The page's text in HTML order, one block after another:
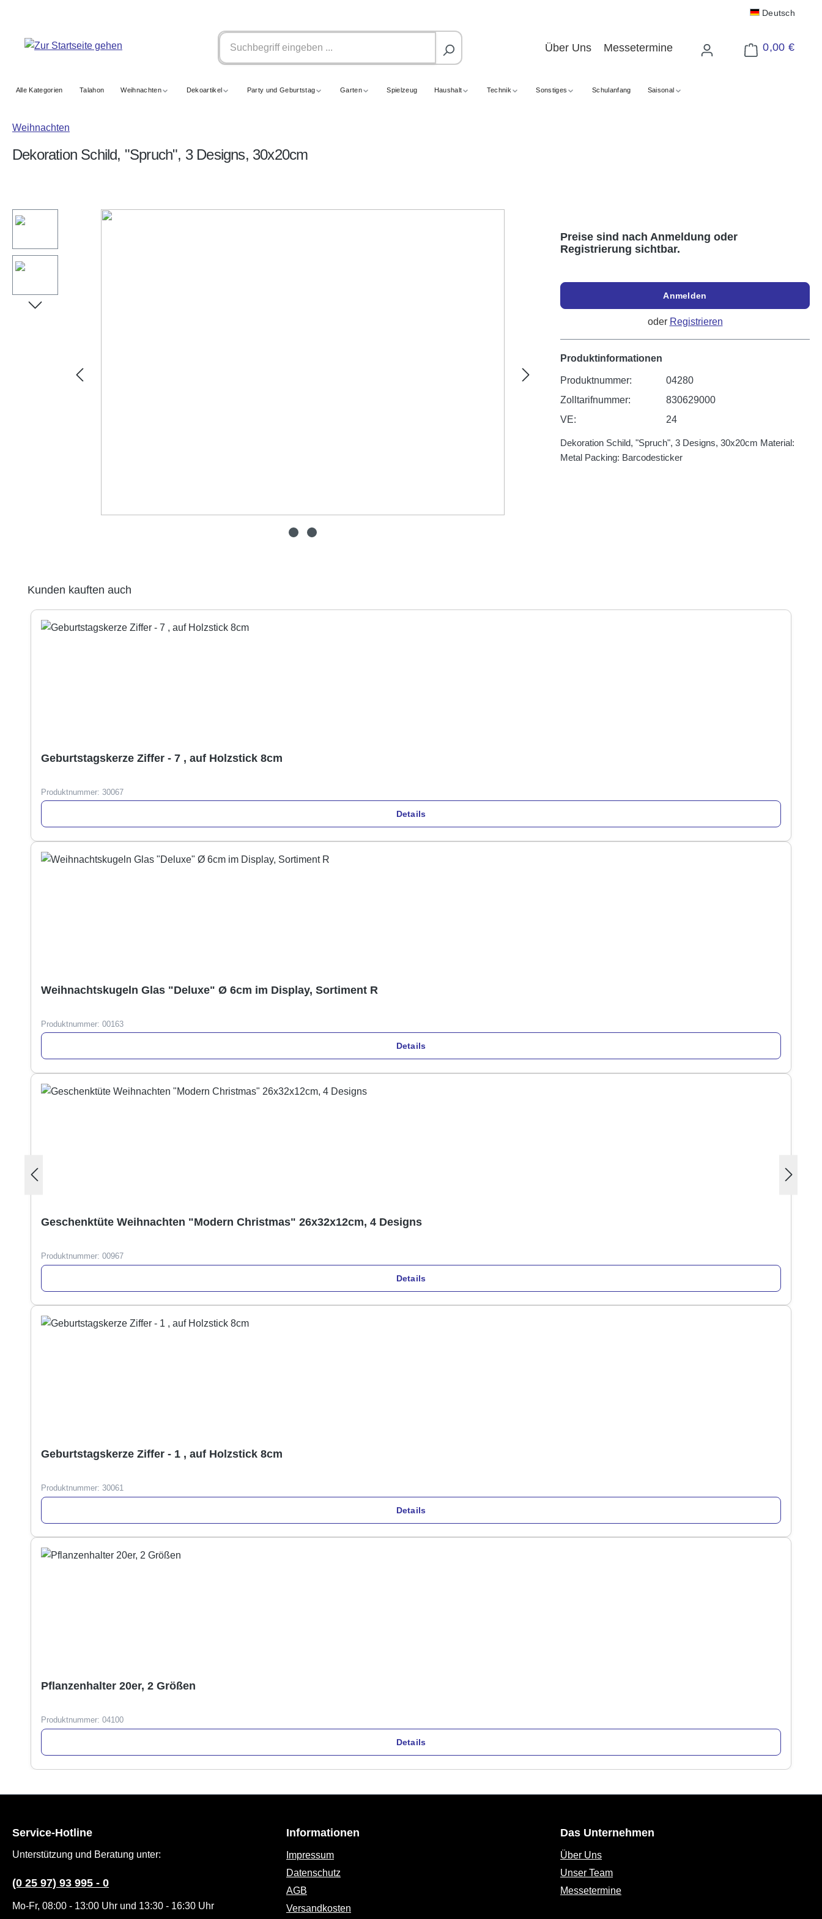
Deutsch
Über Uns Messetermine 0,00 €
Warenkorb enthält
Alle Kategorien Talahon Weihnachten Dekoartikel Party und Geburtstag Garten Spielzeug Haushalt Technik Sonstiges Schulanfang Saisonal
Weihnachten
Dekoration Schild, "Spruch", 3 Designs, 30x20cm
Bildergalerie überspringen
Preise sind nach Anmeldung oder
Registrierung sichtbar.
Anmelden
oder Registrieren
Produktinformationen
Produktnummer:
04280
Zolltarifnummer:
830629000
VE:
24
Dekoration Schild, "Spruch", 3 Designs, 30x20cm Material:
Metal Packing: Barcodesticker
Produktgalerie überspringen
Kunden kauften auch
Geburtstagskerze Ziffer - 7 , auf Holzstick 8cm
Produktnummer: 30067
Details
Weihnachtskugeln Glas "Deluxe" Ø 6cm im Display, Sortiment R
Produktnummer: 00163
Details
Geschenktüte Weihnachten "Modern Christmas" 26x32x12cm, 4 Designs
Produktnummer: 00967
Details
Geburtstagskerze Ziffer - 1 , auf Holzstick 8cm
Produktnummer: 30061
Details
Pflanzenhalter 20er, 2 Größen
Produktnummer: 04100
Details
Service-Hotline
Unterstützung und Beratung unter:
(0 25 97) 93 995 - 0
Mo-Fr, 08:00 - 13:00 Uhr und 13:30 - 16:30 Uhr
Informationen
Impressum
Datenschutz
AGB
Versandkosten
Das Unternehmen
Über Uns
Unser Team
Messetermine